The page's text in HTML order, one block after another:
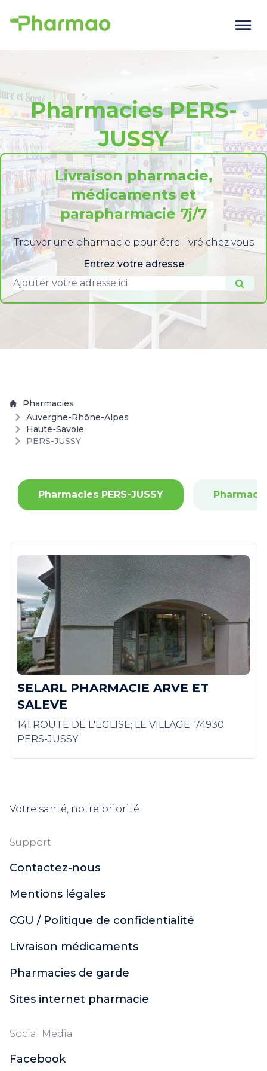
Pharmacies PERS-
JUSSY
Livraison pharmacie,
médicaments et
parapharmacie 7j/7
Trouver une pharmacie pour être livré chez vous
Entrez votre adresse
Pharmacies
Auvergne-Rhône-Alpes
Haute-Savoie
PERS-JUSSY
Pharmacies PERS-JUSSY
SELARL PHARMACIE ARVE ET
SALEVE
141 ROUTE DE L'EGLISE; LE VILLAGE; 74930
PERS-JUSSY
Votre santé, notre priorité
Support
Contactez-nous
Mentions légales
CGU / Politique de confidentialité
Livraison médicaments
Pharmacies de garde
Sites internet pharmacie
Social Media
Facebook